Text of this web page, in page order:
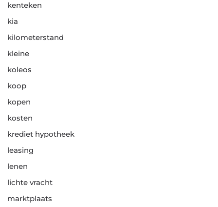
kenteken
kia
kilometerstand
kleine
koleos
koop
kopen
kosten
krediet hypotheek
leasing
lenen
lichte vracht
marktplaats